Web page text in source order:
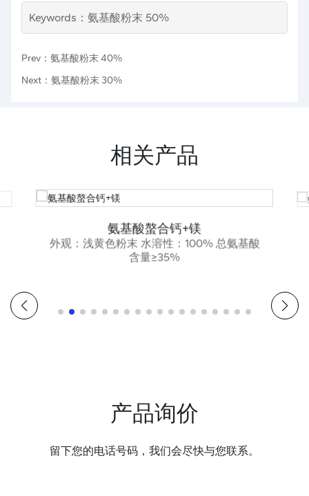
Keywords：氨基酸粉末 50%
Prev：氨基酸粉末 40%
Next：氨基酸粉末 30%
相关产品
氨基酸螯合钙+镁
外观：浅黄色粉末 水溶性：100% 总氨基酸
含量≥35%
产品询价
留下您的电话号码，我们会尽快与您联系。